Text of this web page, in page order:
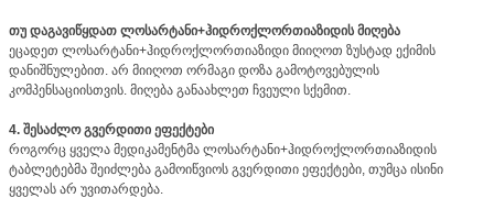
თუ დაგავიწყდათ ლოსარტანი+ჰიდროქლორთიაზიდის მიღება
ეცადეთ ლოსარტანი+ჰიდროქლორთიაზიდი მიიღოთ ზუსტად ექიმის
დანიშნულებით. არ მიიღოთ ორმაგი დოზა გამოტოვებულის
კომპენსაციისთვის. მიღება განაახლეთ ჩვეული სქემით.
4. შესაძლო გვერდითი ეფექტები
როგორც ყველა მედიკამენტმა ლოსარტანი+ჰიდროქლორთიაზიდის
ტაბლეტებმა შეიძლება გამოიწვიოს გვერდითი ეფექტები, თუმცა ისინი
ყველას არ უვითარდება.